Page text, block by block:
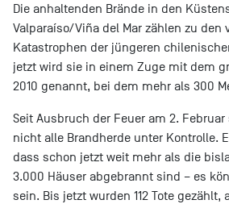
Die anhaltenden Brände in den
Valparaíso/Viña del Mar zählen zu den
Katastrophen der jüngeren
jetzt wird sie in einem Zuge mit dem
2010 genannt, bei dem mehr als 300
Seit Ausbruch der Feuer am 2.
nicht alle Brandherde unter Kontrolle.
dass schon jetzt weit mehr als die
3.000 Häuser abgebrannt sind – es
sein. Bis jetzt wurden 112 Tote gezählt,